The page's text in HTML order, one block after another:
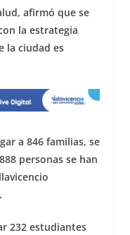
afirmó que se
la estrategia
la ciudad es
a 846 familias, se
personas se han
232 estudiantes